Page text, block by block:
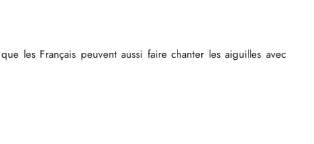
les Français peuvent aussi faire chanter les aiguilles avec